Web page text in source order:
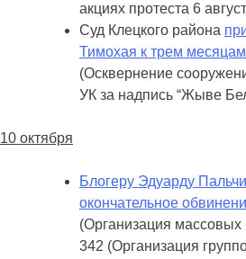
акциях протеста 6
Суд Клецкого района
Тимохая к трем
(Осквернение
УК за надпись “Жыве
10 октября
Блогеру Эдуарду
окончательное
(Организация массовых
342 (Организация